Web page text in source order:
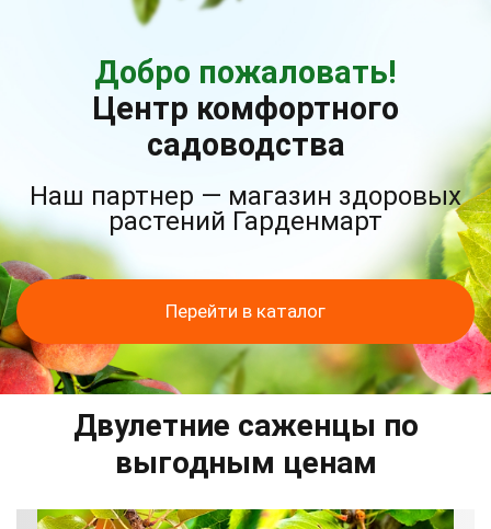
Добро пожаловать!
Центр комфортного
садоводства
Наш партнер — магазин здоровых
растений Гарденмарт
Перейти в каталог
Двулетние саженцы по
выгодным ценам